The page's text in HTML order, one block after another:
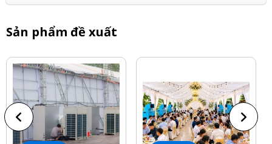
Sản phẩm đề xuất